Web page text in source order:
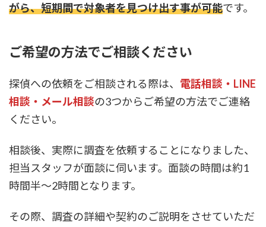
がら、短期間で対象者を見つけ出す事が可能です。
ご希望の方法でご相談ください
探偵への依頼をご相談される際は、 電話相談・LINE
相談・メール相談の3つからご希望の方法でご連絡
ください。
相談後、実際に調査を依頼することになりました、
担当スタッフが面談に伺います。面談の時間は約1
時間半～2時間となります。
その際、調査の詳細や契約のご説明をさせていただ